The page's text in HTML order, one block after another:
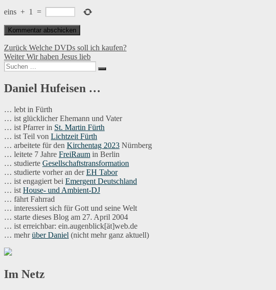
eins + 1 =
Beitragsnavigation
Zurück Vorheriger
Beitrag:
Welche DVDs soll ich kaufen?
Weiter Nächster
Beitrag:
Wir haben Jesus lieb
Suchen
nach:
Suchen
Daniel Hufeisen …
… lebt in Fürth
… ist glücklicher Ehemann und Vater
… ist Pfarrer in St. Martin Fürth
… ist Teil von Lichtzeit Fürth
… arbeitete für den Kirchentag 2023 Nürnberg
… leitete 7 Jahre FreiRaum in Berlin
… studierte Gesellschaftstransformation
… studierte vorher an derEH Tabor
… ist engagiert bei Emergent Deutschland
… ist House- und Ambient-DJ
… fährt Fahrrad
… interessiert sich für Gott und seine Welt
… starte dieses Blog am 27. April 2004
… ist erreichbar: ein.augenblick[ät]web.de
… mehrüber Daniel (nicht mehr ganz aktuell)
Im Netz